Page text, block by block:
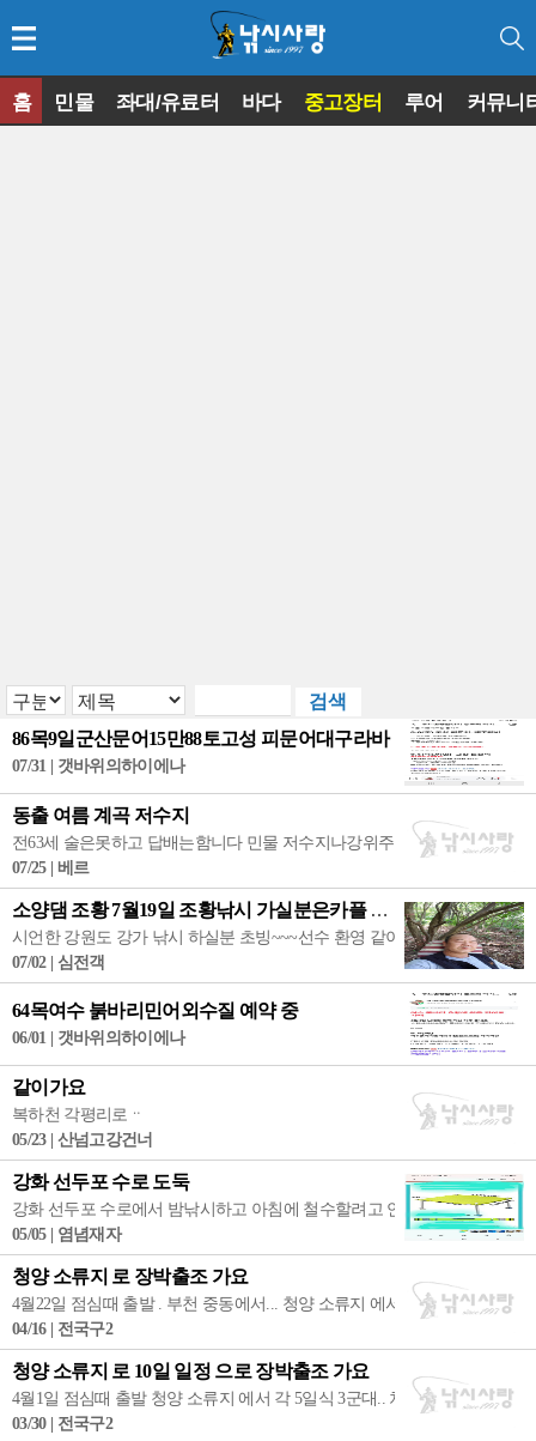
86목9일군산문어15만88토고성 피문어대구라바
07/31 | 갯바위의하이에나
동출 여름 계곡 저수지
전63세 술은못하고 답배는함니다 민물 저수지나강위주로 해왔습니다 시간
07/25 | 베르
소양댐 조황 7월19일 조황낚시 가실분은카플 1명가능
시언한 강원도 강가 낚시 하실분 초빙~~~선수 환영 같이하분 나이는 65세
07/02 | 심전객
64목여수 붉바리민어외수질 예약 중
06/01 | 갯바위의하이에나
같이가요
복하천 각평리로ᆢ
05/23 | 산넘고강건너
강화 선두포 수로 도둑
강화 선두포 수로에서 밤낚시하고 아침에 철수할려고 연두색좌대발판 씻
05/05 | 염념재자
청양 소류지 로 장박출조 가요
4월22일 점심때 출발 . 부천 중동에서... 청양 소류지 에서 각각 7일 하고 1
04/16 | 전국구2
청양 소류지 로 10일 일정 으로 장박출조 가요
4월1일 점심때 출발 청양 소류지 에서 각 5일식 3군대.. 차대고3ㅡ5미터 낚
03/30 | 전국구2
홈 민물 좌대/유료터 바다 중고장터 루어 커뮤니
◀